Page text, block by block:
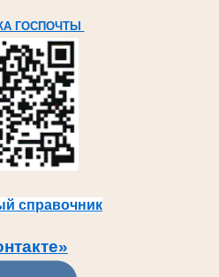
ГОСПОЧТЫ
справочник